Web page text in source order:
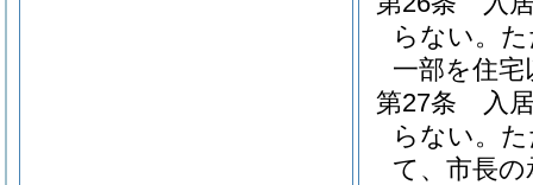
らない。
一部を住
第27条
入
らない。
て、市長